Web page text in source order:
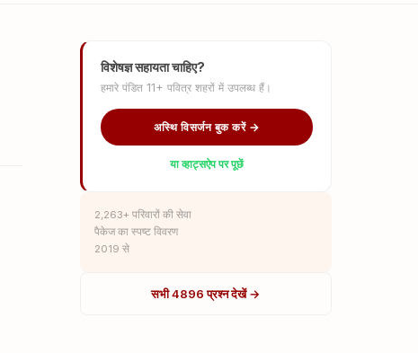
विशेषज्ञ सहायता चाहिए?
हमारे पंडित 11+ पवित्र शहरों में उपलब्ध हैं।
अस्थि विसर्जन बुक करें →
या व्हाट्सऐप पर पूछें
2,263+ परिवारों की सेवा
पैकेज का स्पष्ट विवरण
2019 से
सभी 4896 प्रश्न देखें →